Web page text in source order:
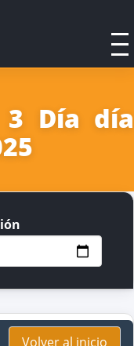
3 Día día
Volver al inicio